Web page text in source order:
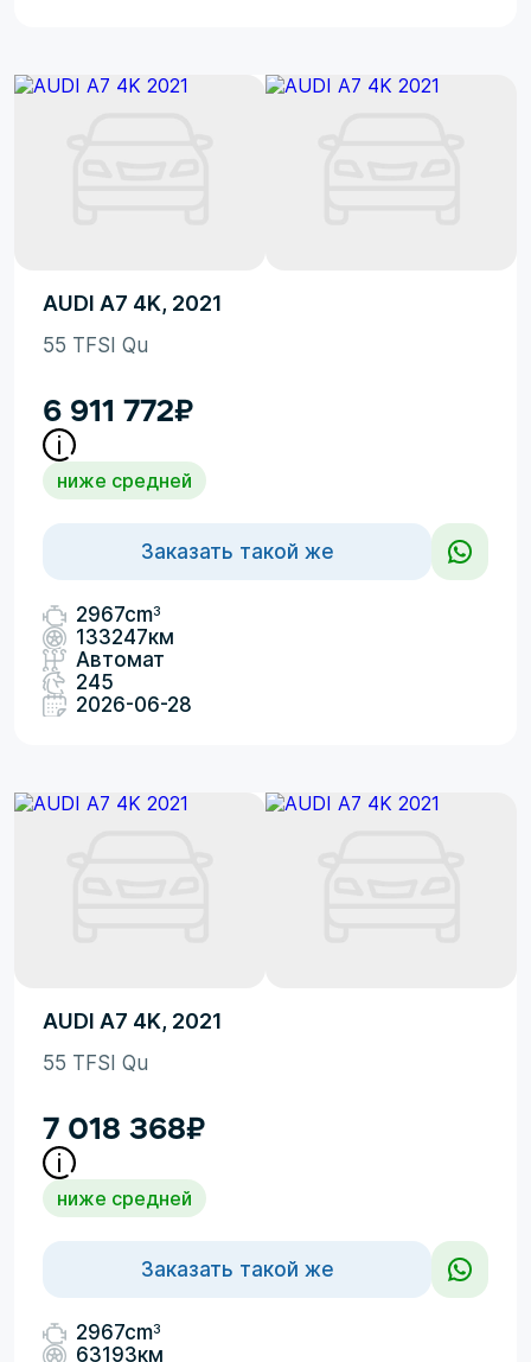
AUDI A7 4K, 2021
55 TFSI Qu
6 911 772₽
ниже средней
Заказать такой же
2967cm3
133247км
Автомат
245
2026-06-28
AUDI A7 4K, 2021
55 TFSI Qu
7 018 368₽
ниже средней
Заказать такой же
2967cm3
63193км